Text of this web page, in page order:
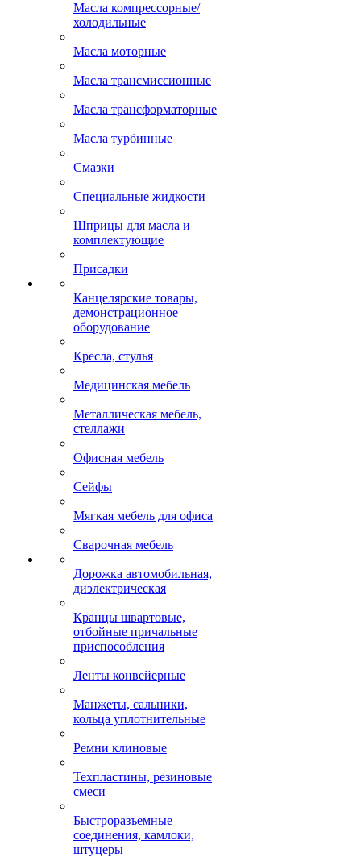
Масла компрессорные/
холодильные
Масла моторные
Масла трансмиссионные
Масла трансформаторные
Масла турбинные
Смазки
Специальные жидкости
Шприцы для масла и
комплектующие
Присадки
Канцелярские товары,
демонстрационное
оборудование
Кресла, стулья
Медицинская мебель
Металлическая мебель,
стеллажи
Офисная мебель
Сейфы
Мягкая мебель для офиса
Сварочная мебель
Дорожка автомобильная,
диэлектрическая
Кранцы швартовые,
отбойные причальные
приспособления
Ленты конвейерные
Манжеты, сальники,
кольца уплотнительные
Ремни клиновые
Техпластины, резиновые
смеси
Быстроразъемные
соединения, камлоки,
штуцеры